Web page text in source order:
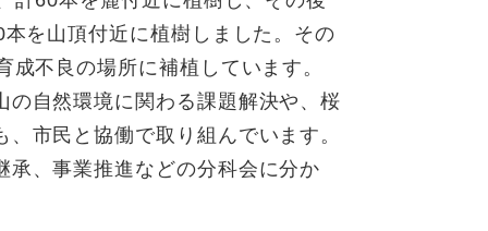
を山頂付近に植樹しました。その
不良の場所に補植しています。
自然環境に関わる課題解決や、桜
市民と協働で取り組んでいます。
、事業推進などの分科会に分か